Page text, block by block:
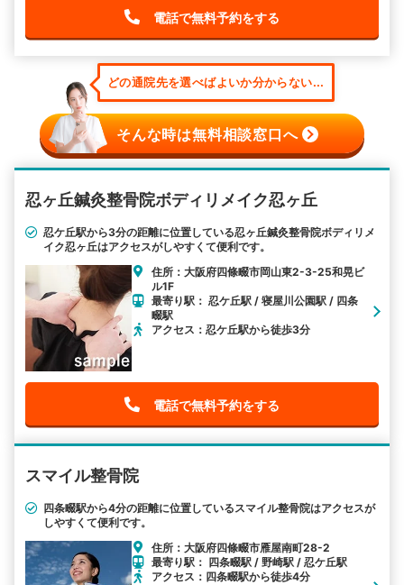
電話で無料予約をする
どの通院先を選べばよいか分からない...
そんな時は無料相談窓口へ
忍ヶ丘鍼灸整骨院ボディリメイク忍ヶ丘
忍ケ丘駅から3分の距離に位置している忍ヶ丘鍼灸整骨院ボディリメ
イク忍ヶ丘はアクセスがしやすくて便利です。
住所：大阪府四條畷市岡山東2-3-25和晃ビ
ル1F
最寄り駅： 忍ケ丘駅 / 寝屋川公園駅 / 四条
畷駅
アクセス：忍ケ丘駅から徒歩3分
電話で無料予約をする
スマイル整骨院
四条畷駅から4分の距離に位置しているスマイル整骨院はアクセスが
しやすくて便利です。
住所：大阪府四條畷市雁屋南町28-2
最寄り駅： 四条畷駅 / 野崎駅 / 忍ケ丘駅
アクセス：四条畷駅から徒歩4分